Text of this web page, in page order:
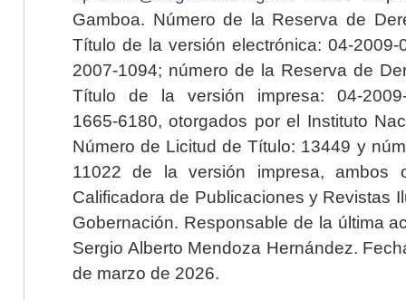
Gamboa. Número de la Reserva de
Título de la versión electrónica: 04-2009-
2007-1094; número de la Reserva de
Título de la versión impresa: 04-2009-
1665-6180, otorgados por el Instituto
Número de Licitud de Título: 13449 y
11022 de la versión impresa, ambos
Calificadora de Publicaciones y Revistas
Gobernación. Responsable de la última
Sergio Alberto Mendoza Hernández.
de marzo de 2026.